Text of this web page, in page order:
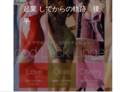
起業 してからの軌跡 後
半